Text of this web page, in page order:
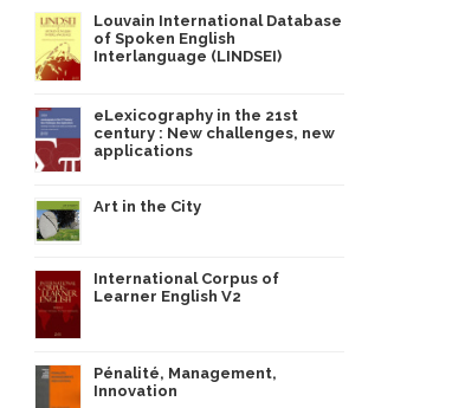
Louvain International Database
of Spoken English
Interlanguage (LINDSEI)
eLexicography in the 21st
century : New challenges, new
applications
Art in the City
International Corpus of
Learner English V2
Pénalité, Management,
Innovation